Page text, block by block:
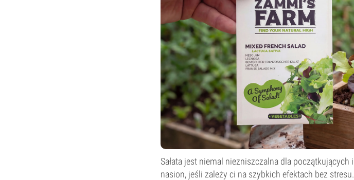
Sałata jest niemal niezniszczalna dla
nasion, jeśli zależy ci na szybkich efektach bez